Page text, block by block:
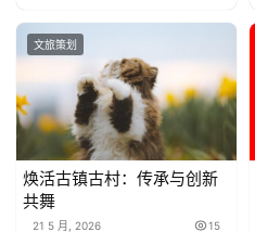
文旅策划
焕活古镇古村：传承与创新
共舞
21 5 月, 2026 15